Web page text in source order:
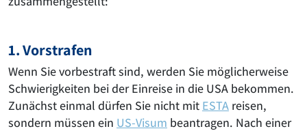
1. Vorstrafen
Wenn Sie vorbestraft sind, werden Sie möglicherweise
Schwierigkeiten bei der Einreise in die USA bekommen.
Zunächst einmal dürfen Sie nicht mit ESTA reisen,
sondern müssen ein US-Visum beantragen. Nach einer